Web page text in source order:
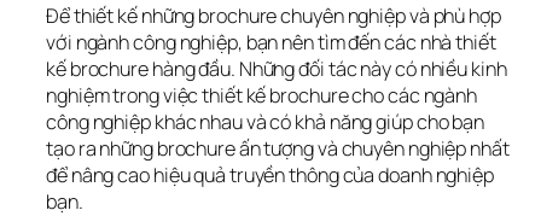
Để thiết kế những brochure chuyên nghiệp và phù hợp
với ngành công nghiệp, bạn nên tìm đến các nhà thiết
kế brochure hàng đầu. Những đối tác này có nhiều kinh
nghiệm trong việc thiết kế brochure cho các ngành
công nghiệp khác nhau và có khả năng giúp cho bạn
tạo ra những brochure ấn tượng và chuyên nghiệp nhất
để nâng cao hiệu quả truyền thông của doanh nghiệp
bạn.